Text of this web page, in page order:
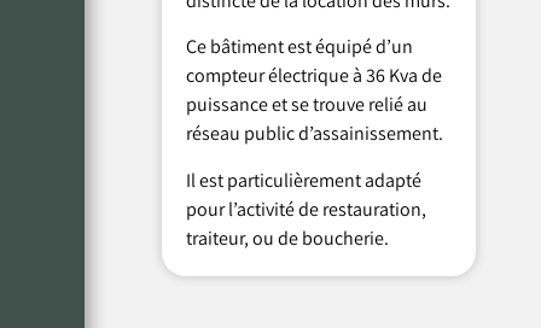
Ce bâtiment est équipé d’un
compteur électrique à 36 Kva de
puissance et se trouve relié au
réseau public d’assainissement.
Il est particulièrement adapté
pour l’activité de restauration,
traiteur, ou de boucherie.